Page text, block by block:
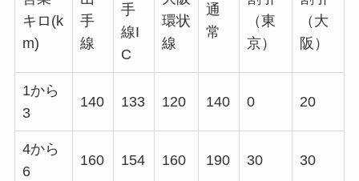
キロ(k
m)
手
線
手
線I
C
環状
線
通
常
（東
京）
（大
阪）
1から
3
140 133 120 140 0 20
4から
6
160 154 160 190 30 30